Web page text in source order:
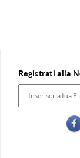
Registrati alla